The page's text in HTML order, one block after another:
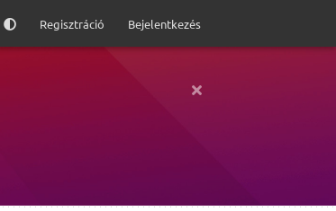
Regisztráció Bejelentkezés